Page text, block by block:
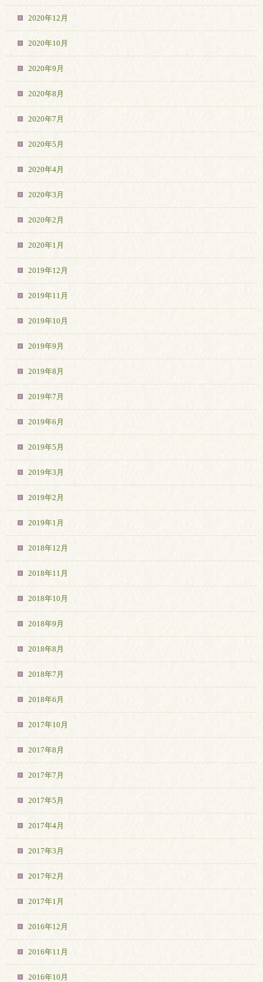
2020年12月
2020年10月
2020年9月
2020年8月
2020年7月
2020年5月
2020年4月
2020年3月
2020年2月
2020年1月
2019年12月
2019年11月
2019年10月
2019年9月
2019年8月
2019年7月
2019年6月
2019年5月
2019年3月
2019年2月
2019年1月
2018年12月
2018年11月
2018年10月
2018年9月
2018年8月
2018年7月
2018年6月
2017年10月
2017年8月
2017年7月
2017年5月
2017年4月
2017年3月
2017年2月
2017年1月
2016年12月
2016年11月
2016年10月